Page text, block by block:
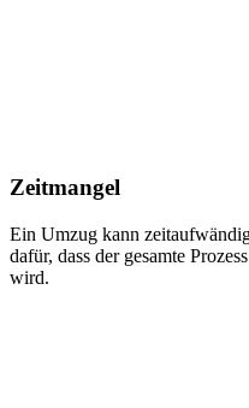
Zeitmangel
Ein Umzug kann
dafür, dass der gesamte
wird.